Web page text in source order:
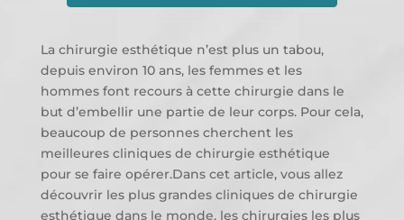
La chirurgie esthétique n’est plus un tabou,
depuis environ 10 ans, les femmes et les
hommes font recours à cette chirurgie dans le
but d’embellir une partie de leur corps. Pour cela,
beaucoup de personnes cherchent les
meilleures cliniques de chirurgie esthétique
pour se faire opérer.Dans cet article, vous allez
découvrir les plus grandes cliniques de chirurgie
esthétique dans le monde, les chirurgies les plus